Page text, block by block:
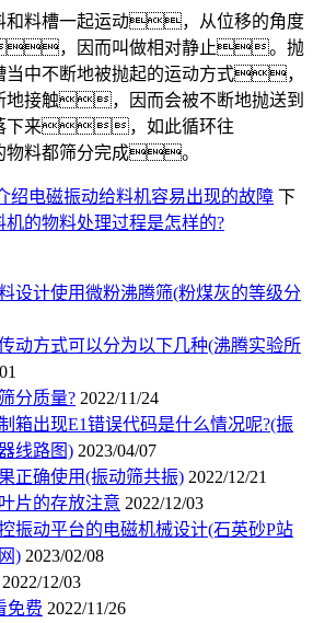
料槽一起运动，从位移的角度
，因而叫做相对静止。抛
当中不断地被抛起的运动方式，
地接触，因而会被不断地抛送到
下来，如此循环往
料都筛分完成。
绍电磁振动给料机容易出现的故障 下
机的物料处理过程是怎样的?
设计使用微粉沸腾筛(粉煤灰的等级分
动方式可以分为以下几种(沸腾实验所
分质量? 2022/11/24
箱出现E1错误代码是什么情况呢?(振
线路图) 2023/04/07
正确使用(振动筛共振) 2022/12/21
片的存放注意 2022/12/03
振动平台的电磁机械设计(石英砂P站
) 2023/02/08
2022/12/03
免费 2022/11/26